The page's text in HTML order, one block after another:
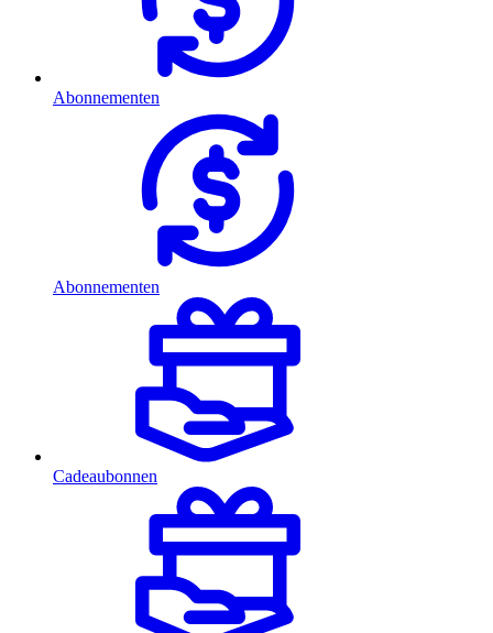
Abonnementen
Abonnementen
Cadeaubonnen